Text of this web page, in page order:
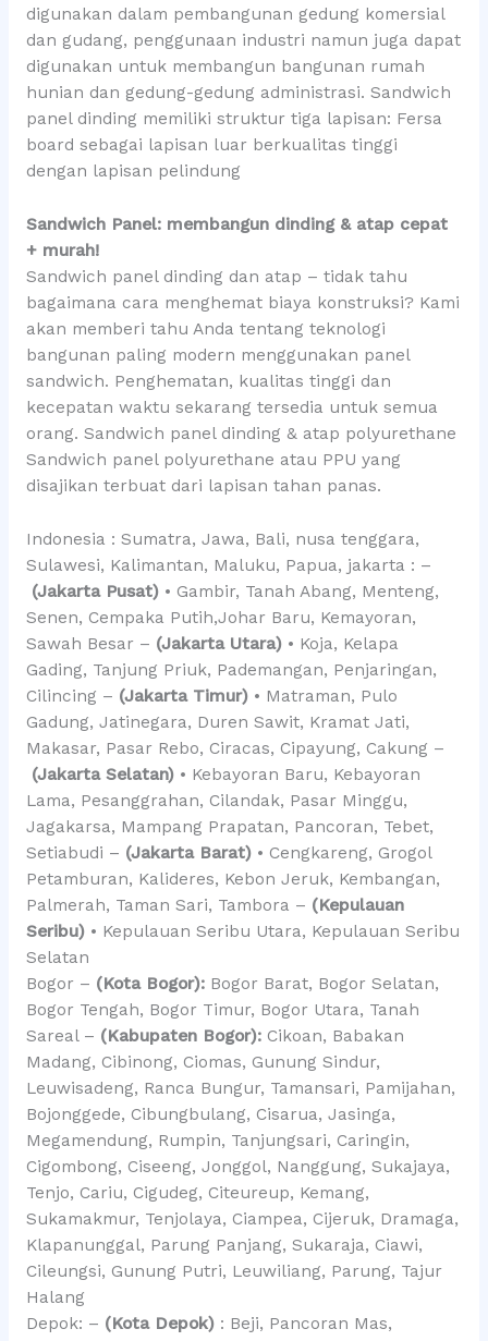
digunakan dalam pembangunan gedung komersial
dan gudang, penggunaan industri namun juga dapat
digunakan untuk membangun bangunan rumah
hunian dan gedung-gedung administrasi. Sandwich
panel dinding memiliki struktur tiga lapisan: Fersa
board sebagai lapisan luar berkualitas tinggi
dengan lapisan pelindung
Sandwich Panel: membangun dinding & atap cepat
+ murah!
Sandwich panel dinding dan atap – tidak tahu
bagaimana cara menghemat biaya konstruksi? Kami
akan memberi tahu Anda tentang teknologi
bangunan paling modern menggunakan panel
sandwich. Penghematan, kualitas tinggi dan
kecepatan waktu sekarang tersedia untuk semua
orang. Sandwich panel dinding & atap polyurethane
Sandwich panel polyurethane atau PPU yang
disajikan terbuat dari lapisan tahan panas.
Indonesia : Sumatra, Jawa, Bali, nusa tenggara,
Sulawesi, Kalimantan, Maluku, Papua, jakarta : –
(Jakarta Pusat)• Gambir, Tanah Abang, Menteng,
Senen, Cempaka Putih,Johar Baru, Kemayoran,
Sawah Besar – (Jakarta Utara)• Koja, Kelapa
Gading, Tanjung Priuk, Pademangan, Penjaringan,
Cilincing – (Jakarta Timur)• Matraman, Pulo
Gadung, Jatinegara, Duren Sawit, Kramat Jati,
Makasar, Pasar Rebo, Ciracas, Cipayung, Cakung –
(Jakarta Selatan)• Kebayoran Baru, Kebayoran
Lama, Pesanggrahan, Cilandak, Pasar Minggu,
Jagakarsa, Mampang Prapatan, Pancoran, Tebet,
Setiabudi – (Jakarta Barat)• Cengkareng, Grogol
Petamburan, Kalideres, Kebon Jeruk, Kembangan,
Palmerah, Taman Sari, Tambora – (Kepulauan
Seribu)• Kepulauan Seribu Utara, Kepulauan Seribu
Selatan
Bogor – (Kota Bogor):Bogor Barat, Bogor Selatan,
Bogor Tengah, Bogor Timur, Bogor Utara, Tanah
Sareal – (Kabupaten Bogor): Cikoan, Babakan
Madang, Cibinong, Ciomas, Gunung Sindur,
Leuwisadeng, Ranca Bungur, Tamansari, Pamijahan,
Bojonggede, Cibungbulang, Cisarua, Jasinga,
Megamendung, Rumpin, Tanjungsari, Caringin,
Cigombong, Ciseeng, Jonggol, Nanggung, Sukajaya,
Tenjo, Cariu, Cigudeg, Citeureup, Kemang,
Sukamakmur, Tenjolaya, Ciampea, Cijeruk, Dramaga,
Klapanunggal, Parung Panjang, Sukaraja, Ciawi,
Cileungsi, Gunung Putri, Leuwiliang, Parung, Tajur
Halang
Depok: – (Kota Depok): Beji, Pancoran Mas,